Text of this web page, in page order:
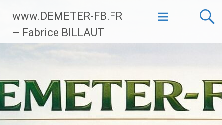
contenu
principal
www.DEMETER-FB.FR
– Fabrice BILLAUT